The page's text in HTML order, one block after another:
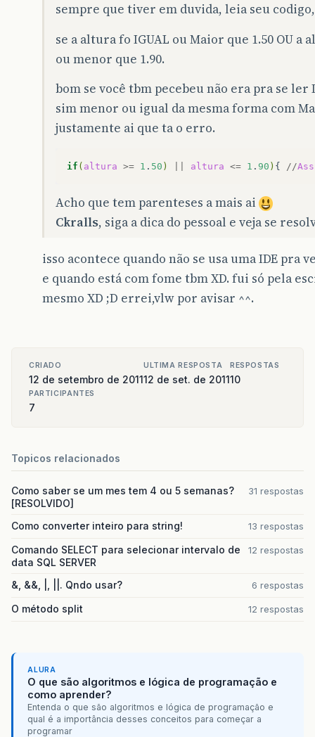
sempre que tiver em duvida, leia seu
se a altura fo IGUAL ou Maior que 1.50 OU a
ou menor que 1.90.
bom se você tbm pecebeu não era pra se
sim menor ou igual da mesma forma com
justamente ai que ta o erro.
if ( altura >= 1 . 50 ) altura <= 1 . 90 ) { //
Acho que tem parenteses a mais ai
Ckralls, siga a dica do pessoal e veja se
isso acontece quando não se usa uma IDE pra
e quando está com fome tbm XD. fui só pela
mesmo XD ;D errei,vlw por avisar ^^.
CRIADO
12 de setembro de 2011
ULTIMA RESPOSTA
12 de set. de 2011
RESPOSTAS
10
PARTICIPANTES
7
Topicos relacionados
Como saber se um mes tem 4 ou 5 semanas?
[RESOLVIDO]
31 respostas
Como converter inteiro para string! 13 respostas
Comando SELECT para selecionar intervalo de
data SQL SERVER
12 respostas
&, &&, |, ||. Qndo usar? 6 respostas
O método split 12 respostas
ALURA
O que são algoritmos e lógica de programação e
como aprender?
Entenda o que são algoritmos e lógica de programação e
qual é a importância desses conceitos para começar a
programar